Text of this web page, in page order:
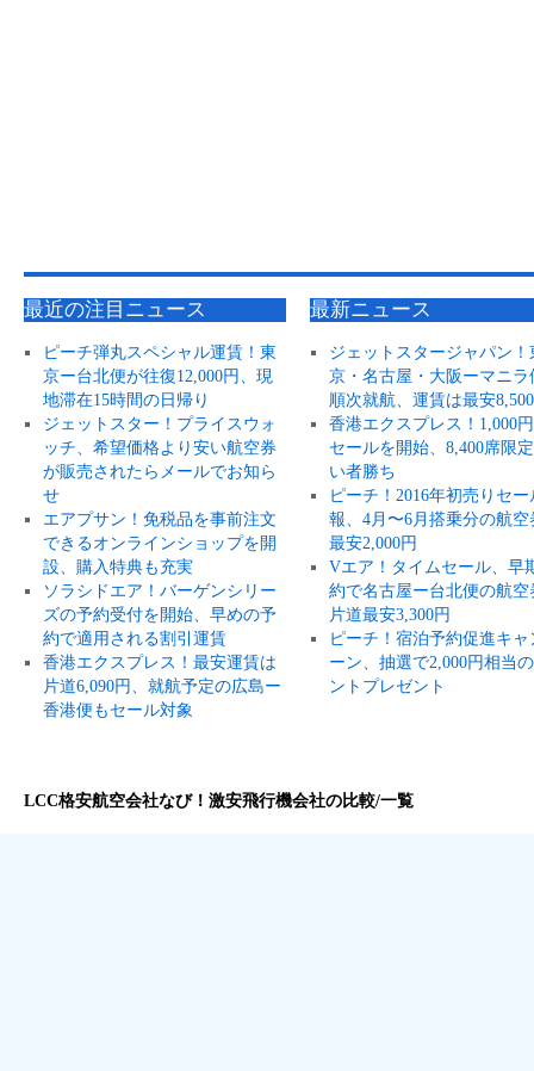
最近の注目ニュース
ピーチ弾丸スペシャル運賃！東
京ー台北便が往復12,000円、現
地滞在15時間の日帰り
ジェットスター！プライスウォ
ッチ、希望価格より安い航空券
が販売されたらメールでお知ら
せ
エアプサン！免税品を事前注文
できるオンラインショップを開
設、購入特典も充実
ソラシドエア！バーゲンシリー
ズの予約受付を開始、早めの予
約で適用される割引運賃
香港エクスプレス！最安運賃は
片道6,090円、就航予定の広島ー
香港便もセール対象
最新ニュース
ジェットスタージャパン！
京・名古屋・大阪ーマニラ
順次就航、運賃は最安
香港エクスプレス！1,000
セールを開始、8,400席限
い者勝ち
ピーチ！2016年初売りセー
報、4月〜6月搭乗分の航空
最安2,000円
Vエア！タイムセール、早
約で名古屋ー台北便の航空
片道最安3,300円
ピーチ！宿泊予約促進キャ
ーン、抽選で2,000円相当
ントプレゼント
LCC格安航空会社なび！激安飛行機会社の比較/一覧